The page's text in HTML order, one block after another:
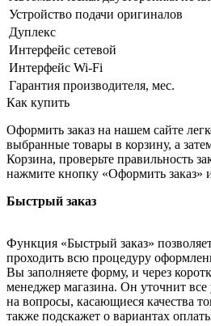
Устройство подачи оригиналов
Дуплекс
Интерфейс сетевой
Интерфейс Wi-Fi
Гарантия производителя, мес.
Как купить
Оформить заказ на нашем сайте
выбранные товары в корзину, а
Корзина, проверьте правильность
нажмите кнопку «Оформить заказ»
Быстрый заказ
Функция «Быстрый заказ»
проходить всю процедуру
Вы заполняете форму, и через
менеджер магазина. Он уточнит все
на вопросы, касающиеся качества
также подскажет о вариантах